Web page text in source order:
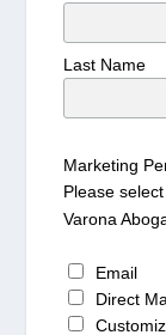
Last Name
Marketing
Please
Varona
Email
Direct